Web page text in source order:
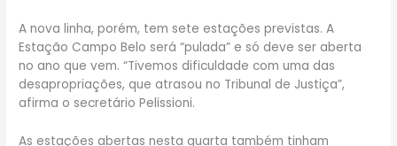
A nova linha, porém, tem sete estações previstas. A
Estação Campo Belo será “pulada” e só deve ser aberta
no ano que vem. “Tivemos dificuldade com uma das
desapropriações, que atrasou no Tribunal de Justiça”,
afirma o secretário Pelissioni.
As estações abertas nesta quarta também tinham